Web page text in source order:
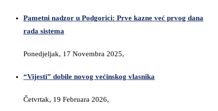
Pametni nadzor u Podgorici: Prve kazne već prvog dana
rada sistema
Ponedjeljak, 17 Novembra 2025,
“Vijesti” dobile novog većinskog vlasnika
Četvrtak, 19 Februara 2026,